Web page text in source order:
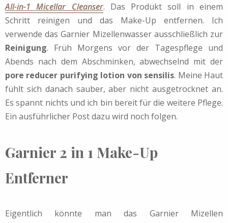
All-in-1 Micellar Cleanser. Das Produkt soll in einem
Schritt reinigen und das Make-Up entfernen. Ich
verwende das Garnier Mizellenwasser ausschließlich zur
Reinigung. Früh Morgens vor der Tagespflege und
Abends nach dem Abschminken, abwechselnd mit der
pore reducer purifying lotion von sensilis. Meine Haut
fühlt sich danach sauber, aber nicht ausgetrocknet an.
Es spannt nichts und ich bin bereit für die weitere Pflege.
Ein ausführlicher Post dazu wird noch folgen.
Garnier 2 in 1 Make-Up
Entferner
Eigentlich könnte man das Garnier Mizellen